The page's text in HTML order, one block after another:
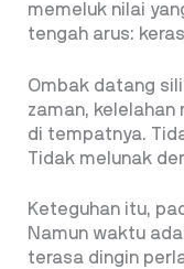
memeluk nilai
tengah arus:
Ombak datang
zaman,
di tempatnya.
Tidak melunak
Keteguhan itu,
Namun waktu
terasa dingin